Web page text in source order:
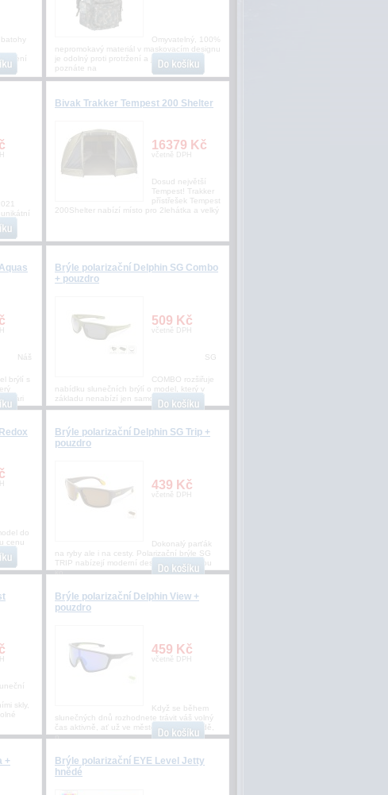
batohy
Omyvatelný, 100%
nepromokavý materiál v maskovacím designu
je odolný proti protržení a jeho kvalitu
poznáte na
Bivak Trakker Tempest 200 Shelter
16379 Kč
včetně DPH
Dosud největší
Tempest! Trakker
přístřešek Tempest
200Shelter nabízí místo pro 2lehátka a velký
Náš
brýlí s
Brýle polarizační Delphin SG Combo
+ pouzdro
509 Kč
včetně DPH
SG
COMBO rozšiřuje
nabídku slunečních brýlí o model, který v
základu nenabízí jen samotné brýle, al
do
cenu
Brýle polarizační Delphin SG Trip +
pouzdro
439 Kč
včetně DPH
Dokonalý parťák
na ryby ale i na cesty. Polarizační brýle SG
TRIP nabízejí moderní design a působivou
ko
skly,
Brýle polarizační Delphin View +
pouzdro
459 Kč
včetně DPH
Když se během
slunečných dnů rozhodnete trávit váš volný
čas aktivně, ať už ve městě nebo v přírodě,
p
+
Brýle polarizační EYE Level Jetty
hnědé